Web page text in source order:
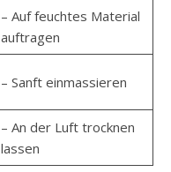
– Auf feuchtes Material
auftragen
– Sanft einmassieren
– An der Luft trocknen
lassen